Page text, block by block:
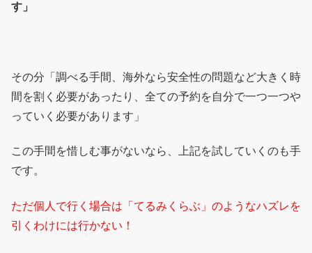
す」
その分「調べる手間、海外なら安全性の問題など大きく時
間を割く必要があったり、全ての予約を自分で一つ一つや
っていく必要があります」
この手間を惜しむ事がないなら、上記を試していくのも手
です。
ただ個人で行く場合は「てるみくらぶ」のようなハズレを
引くわけには行かない！